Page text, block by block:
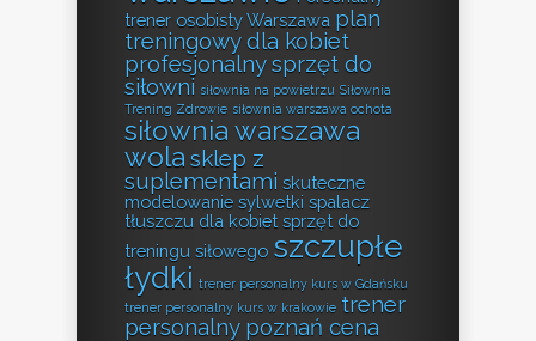
trener osobisty Warszawa plan
treningowy dla kobiet
profesjonalny sprzęt do
siłowni siłownia na powietrzu Siłownia
Trening Zdrowie siłownia warszawa ochota
siłownia warszawa
wola sklep z
suplementami skuteczne
modelowanie sylwetki spalacz
tłuszczu dla kobiet sprzęt do
treningu siłowego szczupłe
łydki trener personalny kurs w Gdańsku
trener personalny kurs w krakowie trener
personalny poznań cena